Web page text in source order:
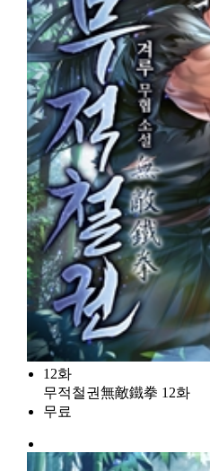
12화
무적철권無敵鐵拳 12화
무료